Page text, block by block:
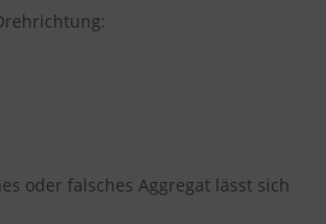
oder falsches Aggregat lässt sich